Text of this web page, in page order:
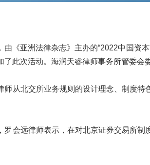
由《亚洲法律杂志》主办的“2022中国资
了此次活动。海润天睿律师事务所管委会
师从北交所业务规则的设计理念、制度
罗会远律师表示，在对北京证券交易所